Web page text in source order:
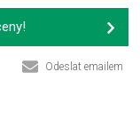
Odeslat emailem